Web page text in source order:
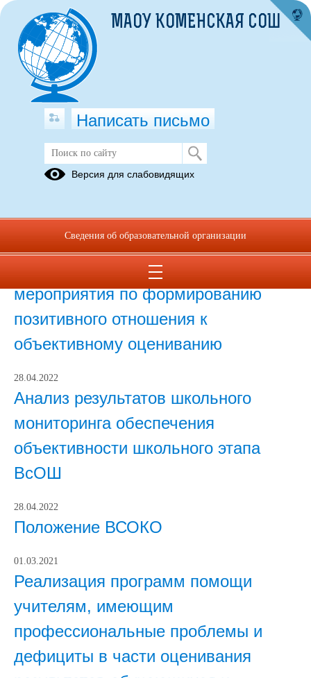
Система оценки качества
образования
профессиональные проблемы и дефициты , курсы
мероприятия по формированию
позитивного отношения к
объективному оцениванию
28.04.2022
Анализ результатов школьного
мониторинга обеспечения
объективности школьного этапа
ВсОШ
28.04.2022
Положение ВСОКО
01.03.2021
Реализация программ помощи
учителям, имеющим
профессиональные проблемы и
дефициты в части оценивания
МАОУ КОМЕНСКАЯ СОШ
Написать письмо
Версия для слабовидящих
Сведения об образовательной организации